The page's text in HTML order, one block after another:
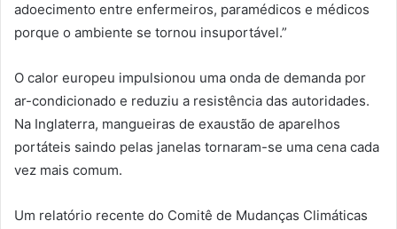
adoecimento entre enfermeiros, paramédicos e médicos
porque o ambiente se tornou insuportável.”
O calor europeu impulsionou uma onda de demanda por
ar-condicionado e reduziu a resistência das autoridades.
Na Inglaterra, mangueiras de exaustão de aparelhos
portáteis saindo pelas janelas tornaram-se uma cena cada
vez mais comum.
Um relatório recente do Comitê de Mudanças Climáticas